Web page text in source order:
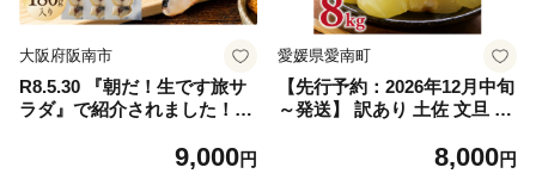
大阪府阪南市
R8.5.30 『朝だ！生です旅サ
ラダ』で紹介されました！朝
生ハム ×3パック（1パックあ
9,000円
愛媛県愛南町
【先行予約：2026年12月中旬
～発送】 訳あり 土佐 文旦 8k
ス) 8000円 わけあり ぶんたん
8,000円